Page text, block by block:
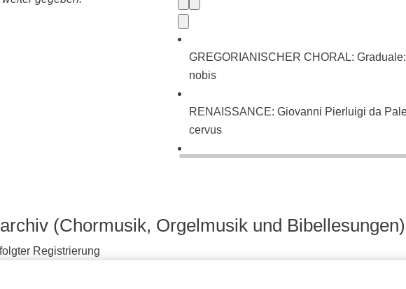
GREGORIANISCHER CHORAL:
nobis
RENAISSANCE: Giovanni Pierluigi da
cervus
(Chormusik, Orgelmusik und
Registrierung